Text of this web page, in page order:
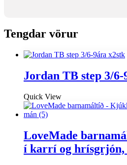
Tengdar vörur
Jordan TB step 3/
Quick View
LoveMade
í karrí og hrísgrjón,